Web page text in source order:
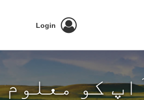
Login
ٓاپ کو معلوم